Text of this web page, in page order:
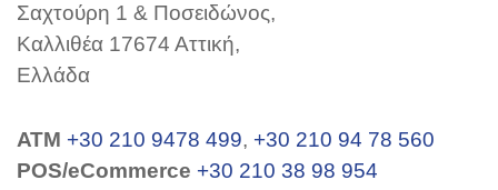
Σαχτούρη 1 & Ποσειδώνος,
Καλλιθέα 17674 Αττική,
Ελλάδα
ΑΤΜ +30 210 9478 499, +30 210 94 78 560
POS/eCommerce +30 210 38 98 954